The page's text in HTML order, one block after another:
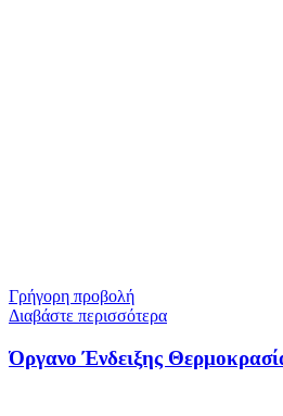
Γρήγορη προβολή
Διαβάστε περισσότερα
Όργανο Ένδειξης